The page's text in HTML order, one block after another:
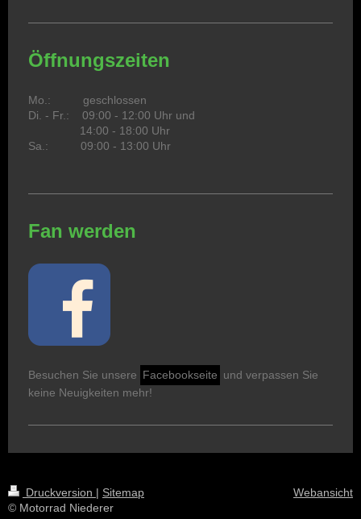
Öffnungszeiten
Mo.: geschlossen
Di. - Fr.: 09:00 - 12:00 Uhr und
14:00 - 18:00 Uhr
Sa.: 09:00 - 13:00 Uhr
Fan werden
Besuchen Sie unsere Facebookseite und verpassen Sie
keine Neuigkeiten mehr!
Druckversion | Sitemap
© Motorrad Niederer
Webansicht